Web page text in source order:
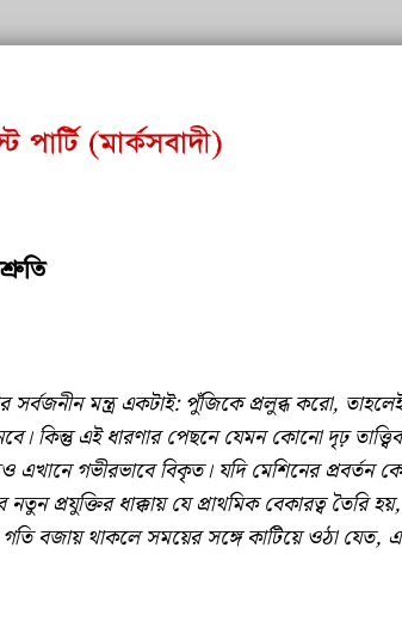
সর্বজনীন মন্ত্র একটাই: পুঁজিকে প্রলুব্ধ করো,
কিন্তু এই ধারণার পেছনে যেমন কোনো দৃঢ়
এখানে গভীরভাবে বিকৃত। যদি মেশিনের প্রবর্তন
প্রযুক্তির ধাক্কায় যে প্রাথমিক বেকারত্ব তৈরি
বজায় থাকলে সময়ের সঙ্গে কাটিয়ে ওঠা যেত,